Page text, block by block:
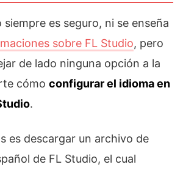
es seguro, ni se enseña
sobre FL Studio, pero
de lado ninguna opción a la
cómo configurar el idioma en
.
es descargar un archivo de
de FL Studio, el cual